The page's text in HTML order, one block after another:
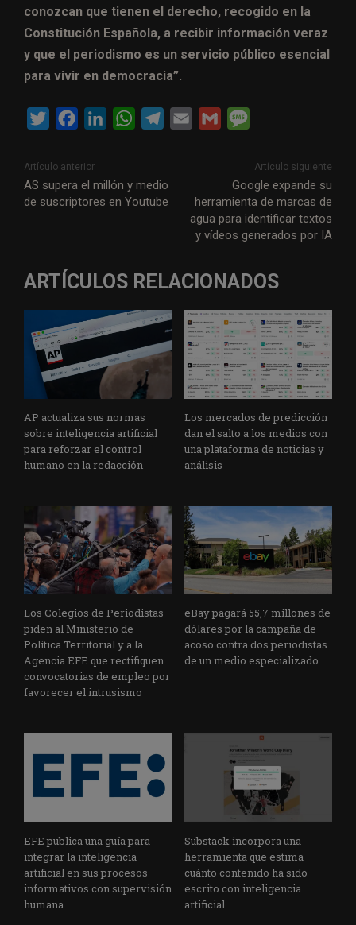
conozcan que tienen el derecho, recogido en la
Constitución Española, a recibir información veraz
y que el periodismo es un servicio público esencial
para vivir en democracia”.
i
t
t
c
e
b
k
k
e
n
W
t
s
p
e
g
m
l
l
s
s
a
g
Artículo anterior
AS supera el millón y medio
de suscriptores en Youtube
Artículo siguiente
Google expande su
herramienta de marcas de
agua para identificar textos
y vídeos generados por IA
ARTÍCULOS RELACIONADOS
AP actualiza sus normas
sobre inteligencia artificial
para reforzar el control
humano en la redacción
Los mercados de predicción
dan el salto a los medios con
una plataforma de noticias y
análisis
Los Colegios de Periodistas
piden al Ministerio de
Política Territorial y a la
Agencia EFE que rectifiquen
convocatorias de empleo por
favorecer el intrusismo
eBay pagará 55,7 millones de
dólares por la campaña de
acoso contra dos periodistas
de un medio especializado
EFE publica una guía para
integrar la inteligencia
artificial en sus procesos
informativos con supervisión
humana
Substack incorpora una
herramienta que estima
cuánto contenido ha sido
escrito con inteligencia
artificial